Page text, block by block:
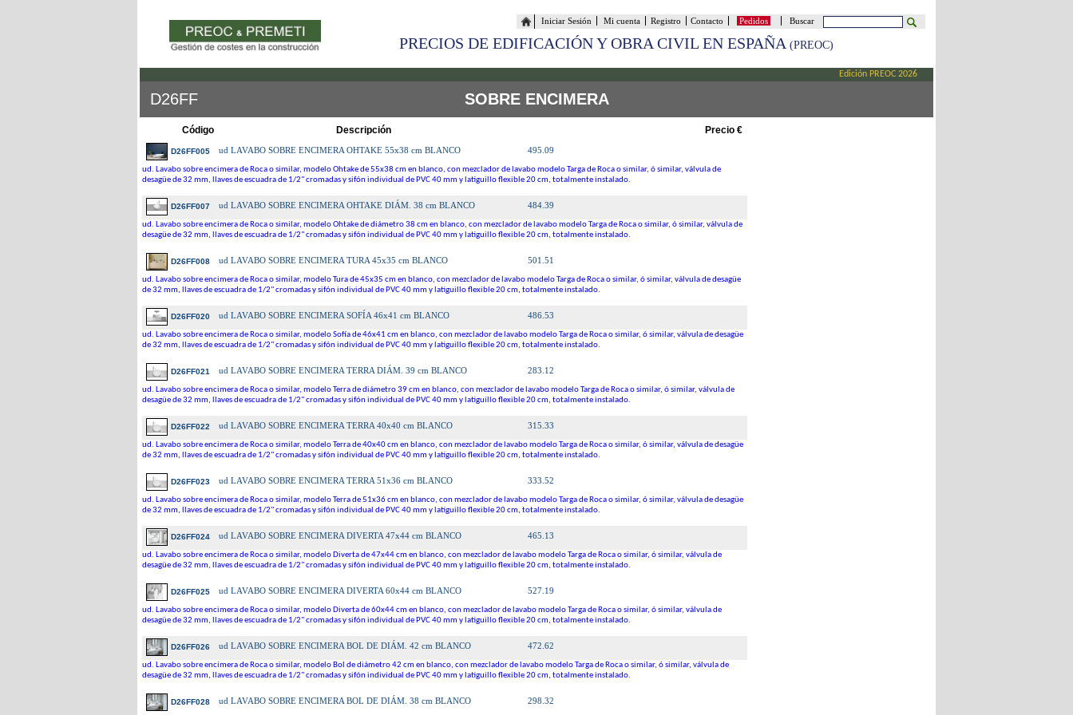
Buscar
Pedidos
Contacto
Registro
Mi cuenta
Iniciar Sesión
PRECIOS DE EDIFICACIÓN Y OBRA CIVIL EN ESPAÑA (PREOC)
Edición PREOC 2026
D26FF SOBRE ENCIMERA
Código Descripción Precio €
D26FF005 ud LAVABO SOBRE ENCIMERA OHTAKE 55x38 cm BLANCO 495.09
ud. Lavabo sobre encimera de Roca o similar, modelo Ohtake de 55x38 cm en blanco, con mezclador de lavabo modelo Targa de Roca o similar, ó similar, válvula de
desagüe de 32 mm, llaves de escuadra de 1/2" cromadas y sifón individual de PVC 40 mm y latiguillo flexible 20 cm, totalmente instalado.
D26FF007 ud LAVABO SOBRE ENCIMERA OHTAKE DIÁM. 38 cm BLANCO 484.39
ud. Lavabo sobre encimera de Roca o similar, modelo Ohtake de diámetro 38 cm en blanco, con mezclador de lavabo modelo Targa de Roca o similar, ó similar, válvula de
desagüe de 32 mm, llaves de escuadra de 1/2" cromadas y sifón individual de PVC 40 mm y latiguillo flexible 20 cm, totalmente instalado.
D26FF008 ud LAVABO SOBRE ENCIMERA TURA 45x35 cm BLANCO 501.51
ud. Lavabo sobre encimera de Roca o similar, modelo Tura de 45x35 cm en blanco, con mezclador de lavabo modelo Targa de Roca o similar, ó similar, válvula de desagüe
de 32 mm, llaves de escuadra de 1/2" cromadas y sifón individual de PVC 40 mm y latiguillo flexible 20 cm, totalmente instalado.
D26FF020 ud LAVABO SOBRE ENCIMERA SOFÍA 46x41 cm BLANCO 486.53
ud. Lavabo sobre encimera de Roca o similar, modelo Sofía de 46x41 cm en blanco, con mezclador de lavabo modelo Targa de Roca o similar, ó similar, válvula de desagüe
de 32 mm, llaves de escuadra de 1/2" cromadas y sifón individual de PVC 40 mm y latiguillo flexible 20 cm, totalmente instalado.
D26FF021 ud LAVABO SOBRE ENCIMERA TERRA DIÁM. 39 cm BLANCO 283.12
ud. Lavabo sobre encimera de Roca o similar, modelo Terra de diámetro 39 cm en blanco, con mezclador de lavabo modelo Targa de Roca o similar, ó similar, válvula de
desagüe de 32 mm, llaves de escuadra de 1/2" cromadas y sifón individual de PVC 40 mm y latiguillo flexible 20 cm, totalmente instalado.
D26FF022 ud LAVABO SOBRE ENCIMERA TERRA 40x40 cm BLANCO 315.33
ud. Lavabo sobre encimera de Roca o similar, modelo Terra de 40x40 cm en blanco, con mezclador de lavabo modelo Targa de Roca o similar, ó similar, válvula de desagüe
de 32 mm, llaves de escuadra de 1/2" cromadas y sifón individual de PVC 40 mm y latiguillo flexible 20 cm, totalmente instalado.
D26FF023 ud LAVABO SOBRE ENCIMERA TERRA 51x36 cm BLANCO 333.52
ud. Lavabo sobre encimera de Roca o similar, modelo Terra de 51x36 cm en blanco, con mezclador de lavabo modelo Targa de Roca o similar, ó similar, válvula de desagüe
de 32 mm, llaves de escuadra de 1/2" cromadas y sifón individual de PVC 40 mm y latiguillo flexible 20 cm, totalmente instalado.
D26FF024 ud LAVABO SOBRE ENCIMERA DIVERTA 47x44 cm BLANCO 465.13
ud. Lavabo sobre encimera de Roca o similar, modelo Diverta de 47x44 cm en blanco, con mezclador de lavabo modelo Targa de Roca o similar, ó similar, válvula de
desagüe de 32 mm, llaves de escuadra de 1/2" cromadas y sifón individual de PVC 40 mm y latiguillo flexible 20 cm, totalmente instalado.
D26FF025 ud LAVABO SOBRE ENCIMERA DIVERTA 60x44 cm BLANCO 527.19
ud. Lavabo sobre encimera de Roca o similar, modelo Diverta de 60x44 cm en blanco, con mezclador de lavabo modelo Targa de Roca o similar, ó similar, válvula de
desagüe de 32 mm, llaves de escuadra de 1/2" cromadas y sifón individual de PVC 40 mm y latiguillo flexible 20 cm, totalmente instalado.
D26FF026 ud LAVABO SOBRE ENCIMERA BOL DE DIÁM. 42 cm BLANCO 472.62
ud. Lavabo sobre encimera de Roca o similar, modelo Bol de diámetro 42 cm en blanco, con mezclador de lavabo modelo Targa de Roca o similar, ó similar, válvula de
desagüe de 32 mm, llaves de escuadra de 1/2" cromadas y sifón individual de PVC 40 mm y latiguillo flexible 20 cm, totalmente instalado.
D26FF028 ud LAVABO SOBRE ENCIMERA BOL DE DIÁM. 38 cm BLANCO 298.32